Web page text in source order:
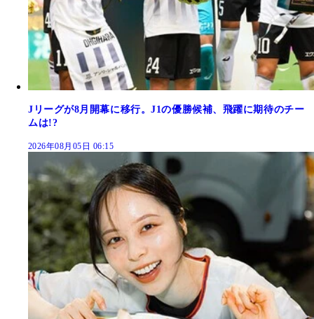
Jリーグが8月開幕に移行。J1の優勝候補、飛躍に期待のチー
ムは!?
2026年08月05日 06:15